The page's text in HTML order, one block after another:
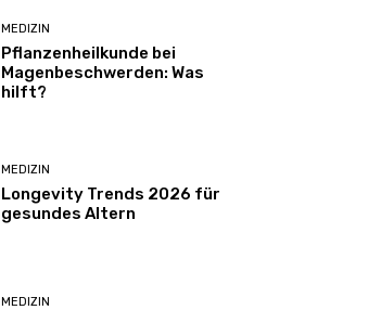
MEDIZIN
Pflanzenheilkunde bei
Magenbeschwerden: Was
hilft?
MEDIZIN
Longevity Trends 2026 für
gesundes Altern
MEDIZIN